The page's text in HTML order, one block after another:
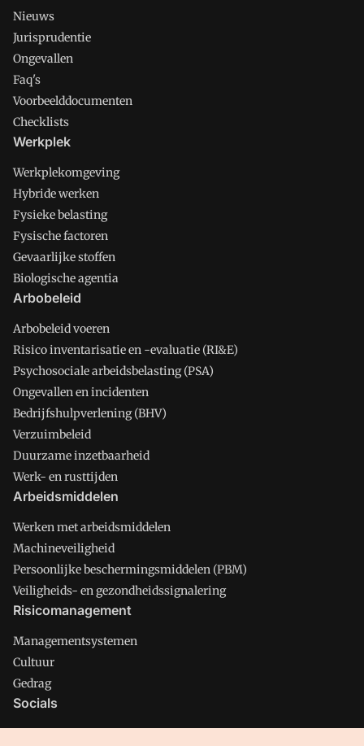
Nieuws
Jurisprudentie
Ongevallen
Faq's
Voorbeelddocumenten
Checklists
Werkplek
Werkplekomgeving
Hybride werken
Fysieke belasting
Fysische factoren
Gevaarlijke stoffen
Biologische agentia
Arbobeleid
Arbobeleid voeren
Risico inventarisatie en -evaluatie (RI&E)
Psychosociale arbeidsbelasting (PSA)
Ongevallen en incidenten
Bedrijfshulpverlening (BHV)
Verzuimbeleid
Duurzame inzetbaarheid
Werk- en rusttijden
Arbeidsmiddelen
Werken met arbeidsmiddelen
Machineveiligheid
Persoonlijke beschermingsmiddelen (PBM)
Veiligheids- en gezondheidssignalering
Risicomanagement
Managementsystemen
Cultuur
Gedrag
Socials